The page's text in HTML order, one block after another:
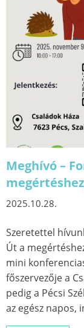
Meghívó –
2025.10.28.
Szeretettel
Út a
mini
főszervezője a
pedig a Pécsi
az egész napos,